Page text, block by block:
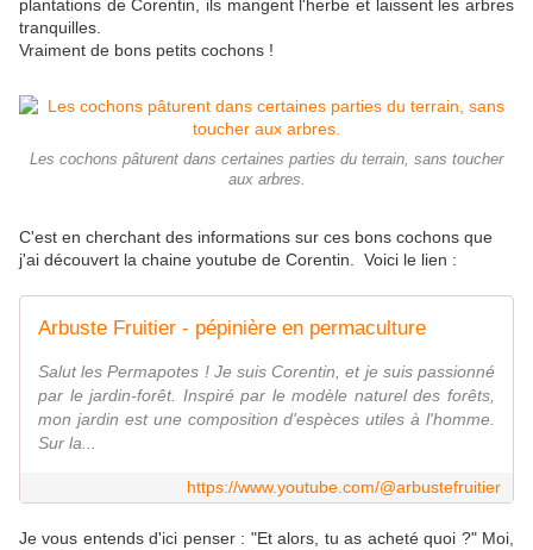
plantations de Corentin, ils mangent l'herbe et laissent les arbres
tranquilles.
Vraiment de bons petits cochons !
Les cochons pâturent dans certaines parties du terrain, sans toucher
aux arbres.
C'est en cherchant des informations sur ces bons cochons que
j'ai découvert la chaine youtube de Corentin. Voici le lien :
Arbuste Fruitier - pépinière en permaculture
Salut les Permapotes ! Je suis Corentin, et je suis passionné
par le jardin-forêt. Inspiré par le modèle naturel des forêts,
mon jardin est une composition d'espèces utiles à l'homme.
Sur la...
https://www.youtube.com/@arbustefruitier
Je vous entends d'ici penser : "Et alors, tu as acheté quoi ?" Moi,